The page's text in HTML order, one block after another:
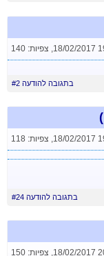
18/02/2017
, צפיות: 140
בתגובה להודעה #2
18/02/2017
, צפיות: 118
בתגובה להודעה #24
18/02/2017
, צפיות: 150